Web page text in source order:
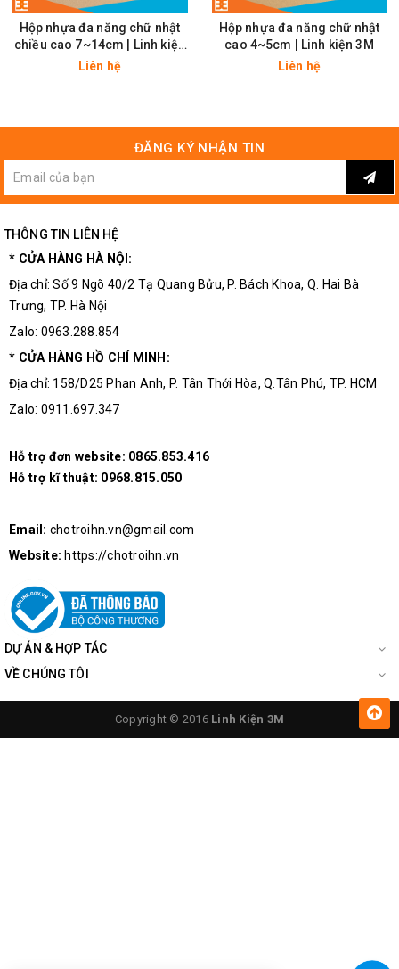
Hộp nhựa đa năng chữ nhật
chiều cao 7~14cm | Linh kiện
3M
Liên hệ
Hộp nhựa đa năng chữ nhật
cao 4~5cm | Linh kiện 3M
Liên hệ
ĐĂNG KÝ NHẬN TIN
THÔNG TIN LIÊN HỆ
* CỬA HÀNG HÀ NỘI:
Địa chỉ: Số 9 Ngõ 40/2 Tạ Quang Bửu, P. Bách Khoa, Q. Hai Bà
Trưng, TP. Hà Nội
Zalo: 0963.288.854
* CỬA HÀNG HỒ CHÍ MINH:
Địa chỉ: 158/D25 Phan Anh, P. Tân Thới Hòa, Q.Tân Phú, TP. HCM
Zalo: 0911.697.347
Hỗ trợ đơn website: 0865.853.416
Hỗ trợ kĩ thuật: 0968.815.050
Email: chotroihn.vn@gmail.com
Website: https://chotroihn.vn
DỰ ÁN & HỢP TÁC
VỀ CHÚNG TÔI
Copyright © 2016 Linh Kiện 3M